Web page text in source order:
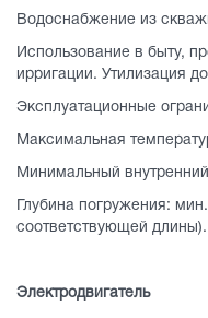
Водоснабжение из
Использование в быту,
ирригации. Утилизация
Эксплуатационные
Максимальная
Минимальный
Глубина погружения:
соответствующей длины).
Электродвигатель